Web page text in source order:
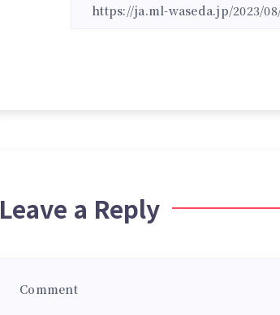
Leave a Reply